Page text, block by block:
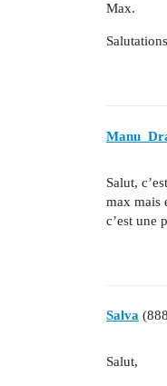
Max.
Salutations
Salut,
max mais
c’est une
Salva
Salut,